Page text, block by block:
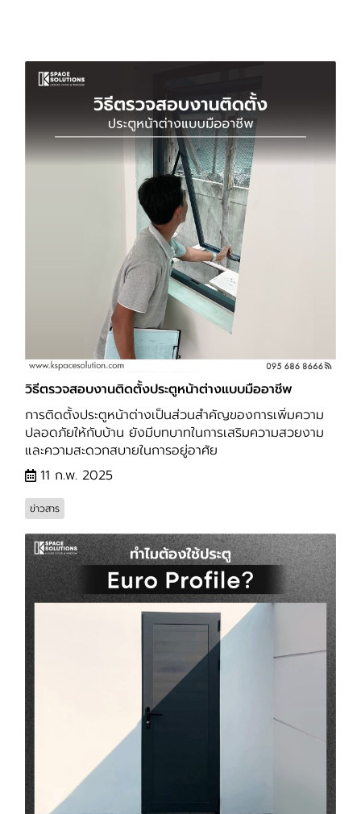
วิธีตรวจสอบงานติดตั้งประตูหน้าต่างแบบมืออาชีพ
การติดตั้งประตูหน้าต่างเป็นส่วนสำคัญของการเพิ่มความ
ปลอดภัยให้กับบ้าน ยังมีบทบาทในการเสริมความสวยงาม
และความสะดวกสบายในการอยู่อาศัย
11 ก.พ. 2025
ข่าวสาร